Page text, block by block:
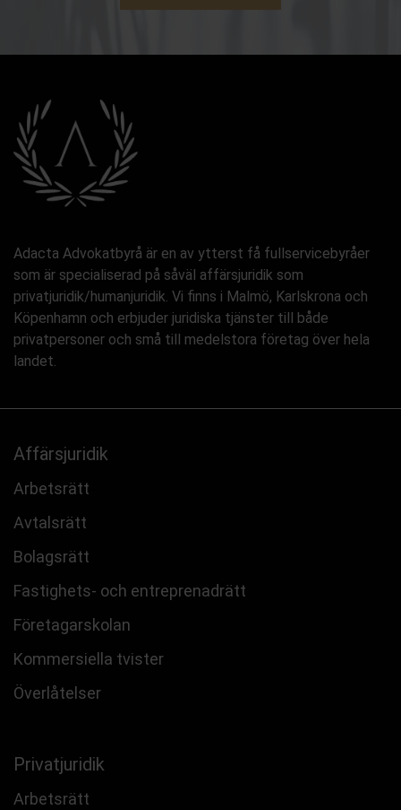
Adacta Advokatbyrå är en av ytterst få fullservicebyråer
som är specialiserad på såväl affärsjuridik som
privatjuridik/humanjuridik. Vi finns i Malmö, Karlskrona och
Köpenhamn och erbjuder juridiska tjänster till både
privatpersoner och små till medelstora företag över hela
landet.
Affärsjuridik
Arbetsrätt
Avtalsrätt
Bolagsrätt
Fastighets- och entreprenadrätt
Företagarskolan
Kommersiella tvister
Överlåtelser
Privatjuridik
Arbetsrätt